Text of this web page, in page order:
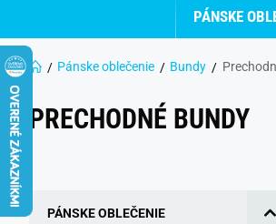
PÁNSKE
Pánske oblečenie Bundy
PRECHODNÉ BUNDY
PÁNSKE OBLEČENIE